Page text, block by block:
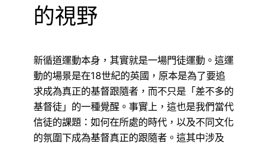
的視野
新循道運動本身，其實就是一場門徒運動。這運
動的場景是在18世紀的英國，原本是為了要追
求成為真正的基督跟隨者，而不只是「差不多的
基督徒」的一種覺醒。事實上，這也是我們當代
信徒的課題：如何在所處的時代，以及不同文化
的氛圍下成為基督真正的跟隨者。這其中涉及